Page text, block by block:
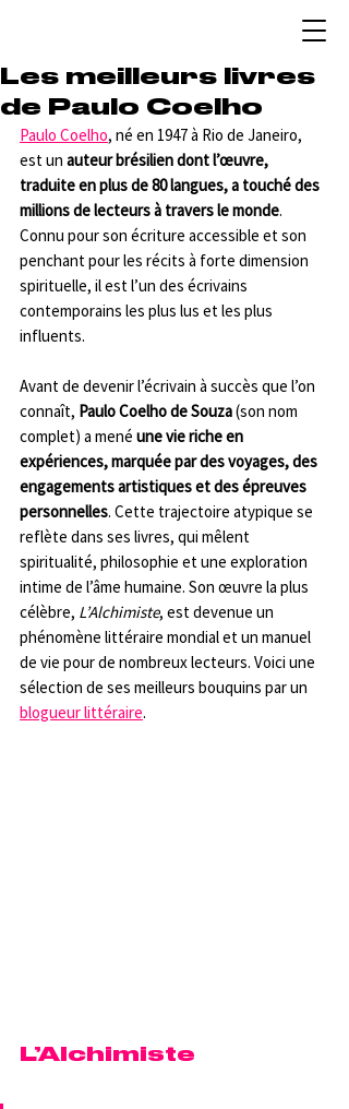
Les meilleurs livres
de Paulo Coelho
Paulo Coelho, né en 1947 à Rio de Janeiro,
est un auteur brésilien dont l’œuvre,
traduite en plus de 80 langues, a touché des
millions de lecteurs à travers le monde.
Connu pour son écriture accessible et son
penchant pour les récits à forte dimension
spirituelle, il est l’un des écrivains
contemporains les plus lus et les plus
influents.
Avant de devenir l’écrivain à succès que l’on
connaît, Paulo Coelho de Souza (son nom
complet) a mené une vie riche en
expériences, marquée par des voyages, des
engagements artistiques et des épreuves
personnelles. Cette trajectoire atypique se
reflète dans ses livres, qui mêlent
spiritualité, philosophie et une exploration
intime de l’âme humaine. Son œuvre la plus
célèbre, L’Alchimiste, est devenue un
phénomène littéraire mondial et un manuel
de vie pour de nombreux lecteurs. Voici une
sélection de ses meilleurs bouquins par un
blogueur littéraire.
L’Alchimiste